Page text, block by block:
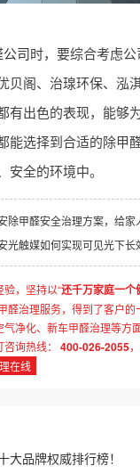
司时，要综合考虑公
贝阁、治瑔环保、泓
有出色的表现，能够
能选择到合适的除甲
全的环境中。
除甲醛安全治理方案，给家
光触媒如何实现可见光下长
，坚持以“还千万家庭一个
醛治理服务，得到了客户的
净化、新车甲醛治理等方
询热线：
400-026-2055
在线
品牌权威排行榜！